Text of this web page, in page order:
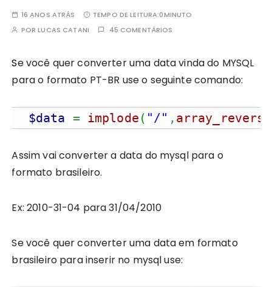
16 ANOS ATRÁS TEMPO DE LEITURA:0MINUTO
PORLUCAS CATANI 45 COMENTÁRIOS
Se você quer converter uma data vinda do MYSQL
para o formato PT-BR use o seguinte comando:
$data = implode ( "/" , array_reverse
Assim vai converter a data do mysql para o
formato brasileiro.
Ex: 2010-31-04 para 31/04/2010
Se você quer converter uma data em formato
brasileiro para inserir no mysql use: